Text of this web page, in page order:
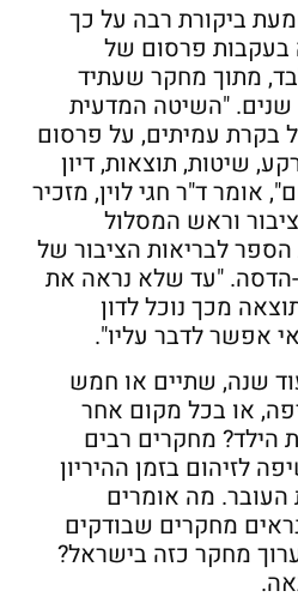
ביקורת רבה על כך
בעקבות פרסום של
מתוך מחקר שעתיד
"השיטה המדעית
בקרת עמיתים, על פרסום
שיטות, תוצאות, דיון
אומר ד"ר חגי לוין, מזכיר
וראש המסלול
הספר לבריאות הציבור של
הדסה. "עד שלא נראה את
מכך נוכל לדון
אפשר לדבר עליו".
שנה, שתיים או חמש
או בכל מקום אחר
הילד? מחקרים רבים
לזיהום בזמן ההיריון
העובר. מה אומרים
מחקרים שבודקים
מחקר כזה בישראל?